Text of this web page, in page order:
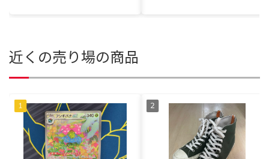
近くの売り場の商品